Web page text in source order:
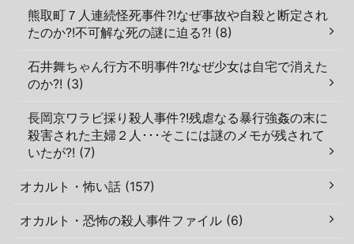
熊取町７人連続怪死事件?!なぜ事故や自殺と断定され
たのか?!不可解な死の謎に迫る?! (8)
石井舞ちゃん行方不明事件?!なぜ少女は自宅で消えた
のか?! (3)
長岡京ワラビ採り殺人事件?!残虐なる暴行強姦の末に
殺害された主婦２人･･･そこには謎のメモが残されて
いたが?! (7)
オカルト・怖い話 (157)
オカルト・恐怖の殺人事件ファイル (6)